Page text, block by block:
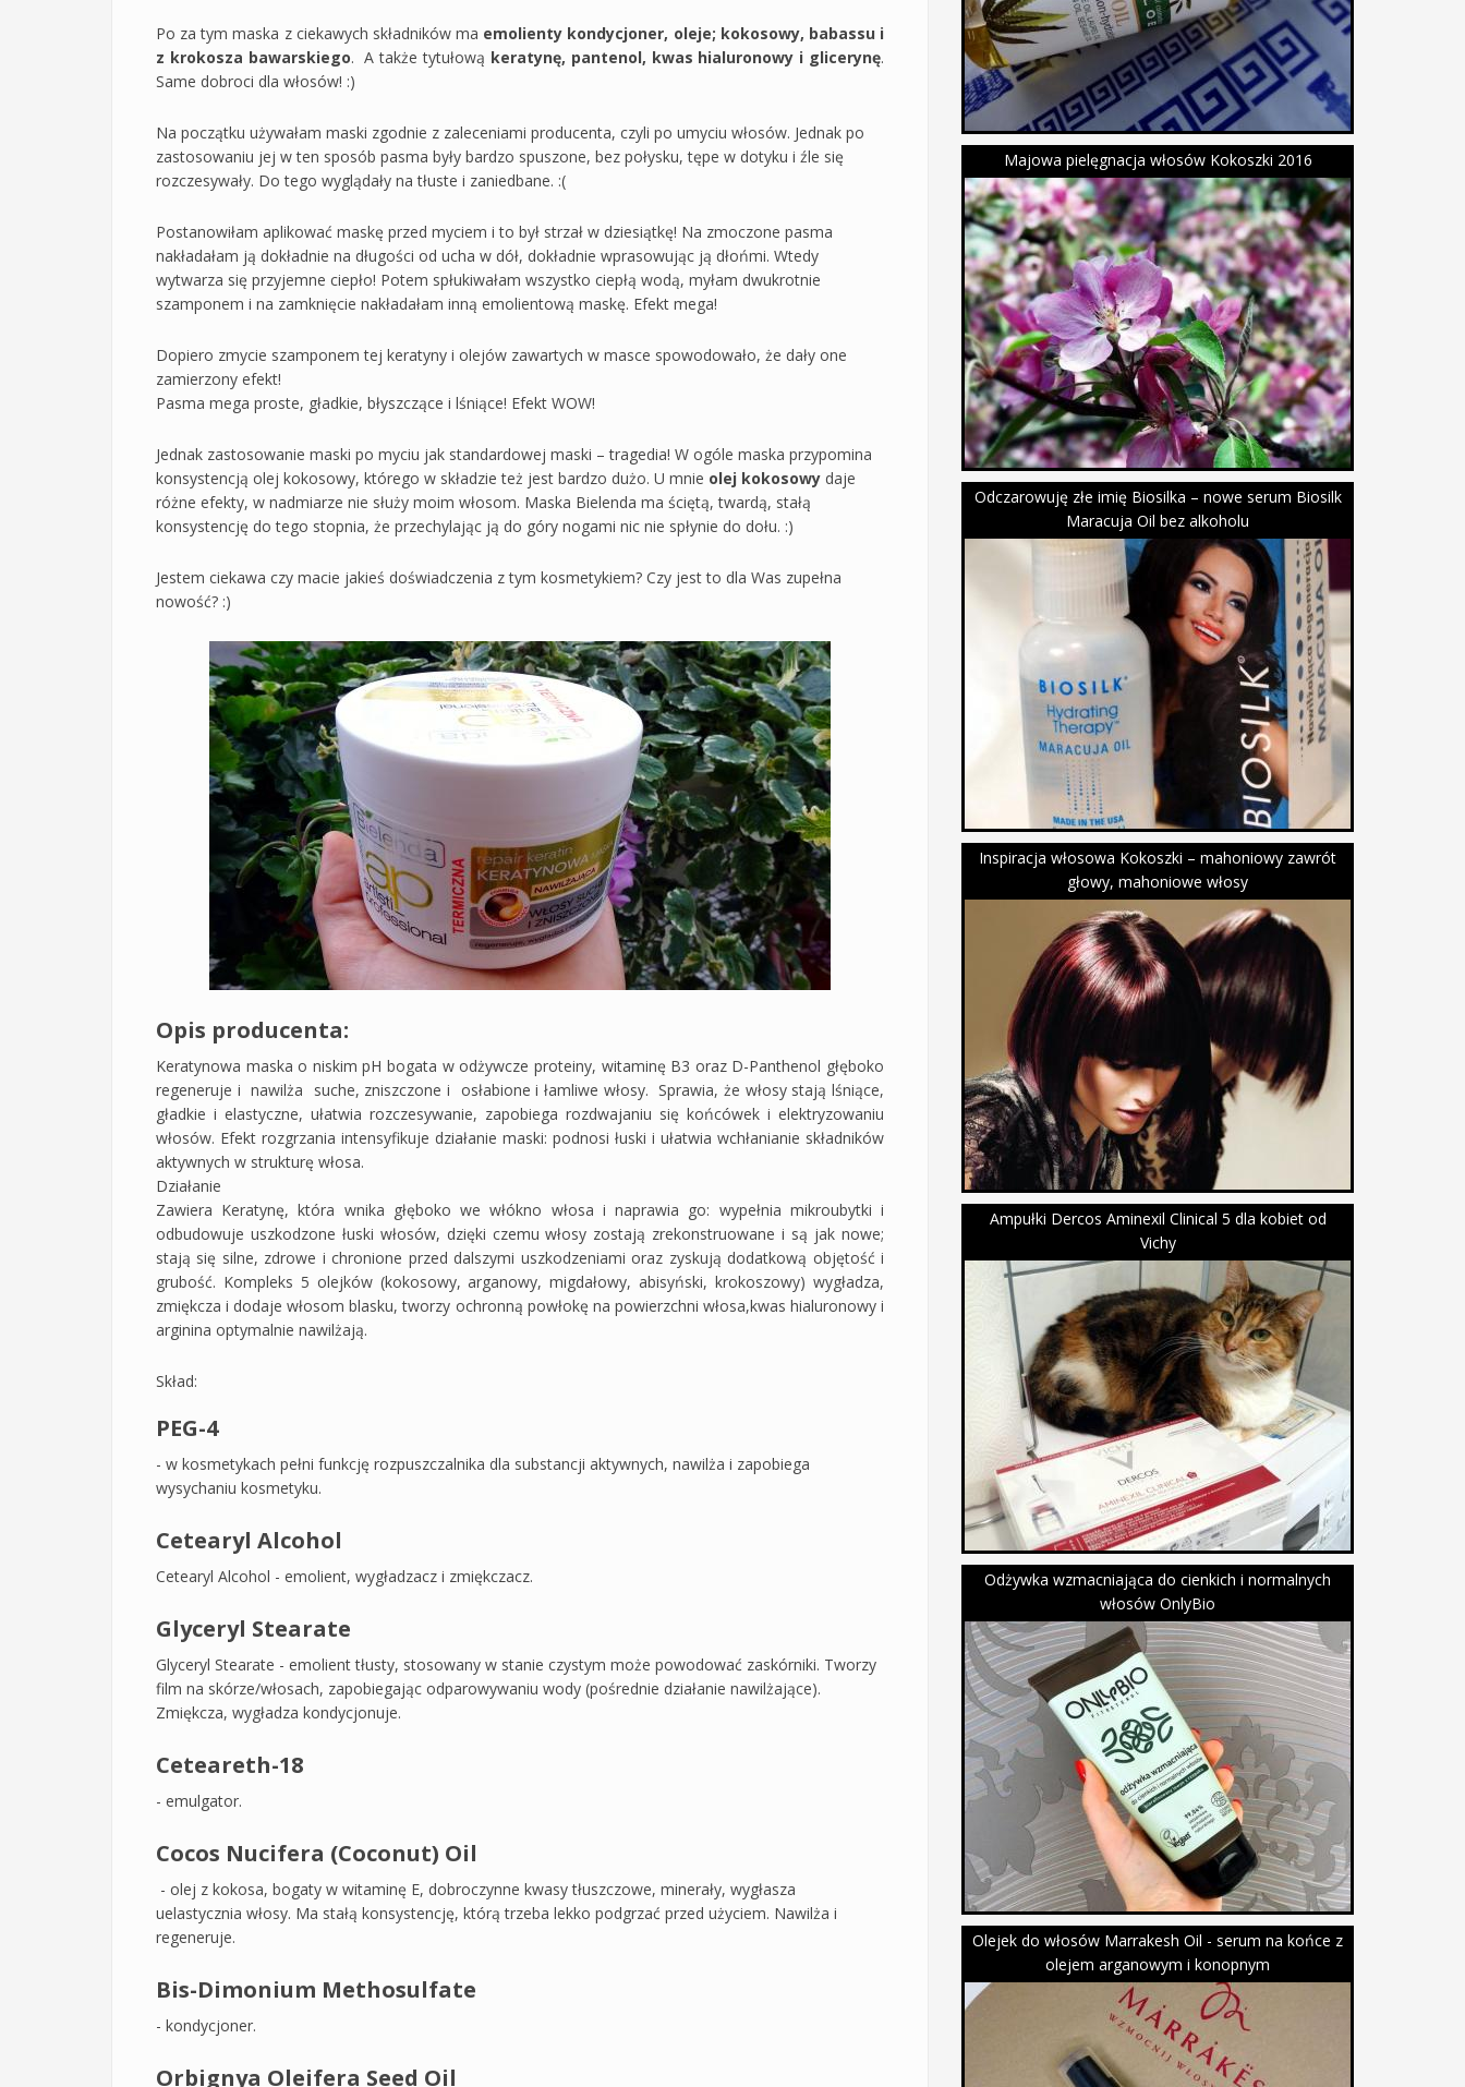
Po za tym maska z ciekawych składników ma emolienty kondycjoner, oleje; kokosowy, babassu i
z krokosza bawarskiego. A także tytułową keratynę, pantenol, kwas hialuronowy i glicerynę.
Same dobroci dla włosów! :)
Na początku używałam maski zgodnie z zaleceniami producenta, czyli po umyciu włosów. Jednak po
zastosowaniu jej w ten sposób pasma były bardzo spuszone, bez połysku, tępe w dotyku i źle się
rozczesywały. Do tego wyglądały na tłuste i zaniedbane. :(
Postanowiłam aplikować maskę przed myciem i to był strzał w dziesiątkę! Na zmoczone pasma
nakładałam ją dokładnie na długości od ucha w dół, dokładnie wprasowując ją dłońmi. Wtedy
wytwarza się przyjemne ciepło! Potem spłukiwałam wszystko ciepłą wodą, myłam dwukrotnie
szamponem i na zamknięcie nakładałam inną emolientową maskę. Efekt mega!
Dopiero zmycie szamponem tej keratyny i olejów zawartych w masce spowodowało, że dały one
zamierzony efekt!
Pasma mega proste, gładkie, błyszczące i lśniące! Efekt WOW!
Jednak zastosowanie maski po myciu jak standardowej maski – tragedia! W ogóle maska przypomina
konsystencją olej kokosowy, którego w składzie też jest bardzo dużo. U mnie olej kokosowy daje
różne efekty, w nadmiarze nie służy moim włosom. Maska Bielenda ma ściętą, twardą, stałą
konsystencję do tego stopnia, że przechylając ją do góry nogami nic nie spłynie do dołu. :)
Jestem ciekawa czy macie jakieś doświadczenia z tym kosmetykiem? Czy jest to dla Was zupełna
nowość? :)
Opis producenta:
Keratynowa maska o niskim pH bogata w odżywcze proteiny, witaminę B3 oraz D-Panthenol głęboko
regeneruje i nawilża suche, zniszczone i osłabione i łamliwe włosy. Sprawia, że włosy stają lśniące,
gładkie i elastyczne, ułatwia rozczesywanie, zapobiega rozdwajaniu się końcówek i elektryzowaniu
włosów. Efekt rozgrzania intensyfikuje działanie maski: podnosi łuski i ułatwia wchłanianie składników
aktywnych w strukturę włosa.
Działanie
Zawiera Keratynę, która wnika głęboko we włókno włosa i naprawia go: wypełnia mikroubytki i
odbudowuje uszkodzone łuski włosów, dzięki czemu włosy zostają zrekonstruowane i są jak nowe;
stają się silne, zdrowe i chronione przed dalszymi uszkodzeniami oraz zyskują dodatkową objętość i
grubość. Kompleks 5 olejków (kokosowy, arganowy, migdałowy, abisyński, krokoszowy) wygładza,
zmiękcza i dodaje włosom blasku, tworzy ochronną powłokę na powierzchni włosa,kwas hialuronowy i
arginina optymalnie nawilżają.
Skład:
PEG-4
- w kosmetykach pełni funkcję rozpuszczalnika dla substancji aktywnych, nawilża i zapobiega
wysychaniu kosmetyku.
Cetearyl Alcohol
Cetearyl Alcohol - emolient, wygładzacz i zmiękczacz.
Glyceryl Stearate
Glyceryl Stearate - emolient tłusty, stosowany w stanie czystym może powodować zaskórniki. Tworzy
film na skórze/włosach, zapobiegając odparowywaniu wody (pośrednie działanie nawilżające).
Zmiękcza, wygładza kondycjonuje.
Ceteareth-18
- emulgator.
Cocos Nucifera (Coconut) Oil
- olej z kokosa, bogaty w witaminę E, dobroczynne kwasy tłuszczowe, minerały, wygłasza
uelastycznia włosy. Ma stałą konsystencję, którą trzeba lekko podgrzać przed użyciem. Nawilża i
regeneruje.
Bis-Dimonium Methosulfate
- kondycjoner.
Orbignya Oleifera Seed Oil
Majowa pielęgnacja włosów Kokoszki 2016
Odczarowuję złe imię Biosilka – nowe serum Biosilk
Maracuja Oil bez alkoholu
Inspiracja włosowa Kokoszki – mahoniowy zawrót
głowy, mahoniowe włosy
Ampułki Dercos Aminexil Clinical 5 dla kobiet od
Vichy
Odżywka wzmacniająca do cienkich i normalnych
włosów OnlyBio
Olejek do włosów Marrakesh Oil - serum na końce z
olejem arganowym i konopnym